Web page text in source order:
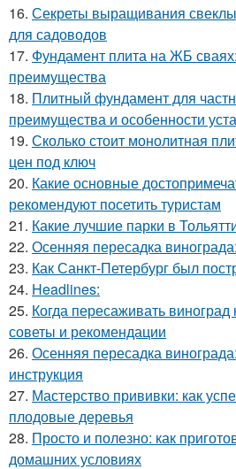
16. Секреты выращивания
для садоводов
17. Фундамент плита на ЖБ
преимущества
18. Плитный фундамент для
преимущества и особенности
19. Сколько стоит монолитная
цен под ключ
20. Какие основные
рекомендуют посетить туристам
21. Какие лучшие парки в
22. Осенняя пересадка
23. Как Санкт-Петербург был
24. Headlines:
25. Когда пересаживать виноград
советы и рекомендации
26. Осенняя пересадка
инструкция
27. Мастерство прививки: как
плодовые деревья
28. Просто и полезно: как
домашних условиях